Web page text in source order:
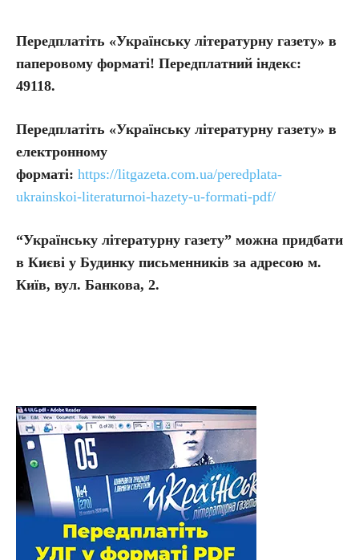
Передплатіть «Українську літературну газету» в
паперовому форматі! Передплатний індекс:
49118.
Передплатіть «Українську літературну газету» в
електронному
форматі: https://litgazeta.com.ua/peredplata-
ukrainskoi-literaturnoi-hazety-u-formati-pdf/
“Українську літературну газету” можна придбати
в Києві у Будинку письменників за адресою м.
Київ, вул. Банкова, 2.